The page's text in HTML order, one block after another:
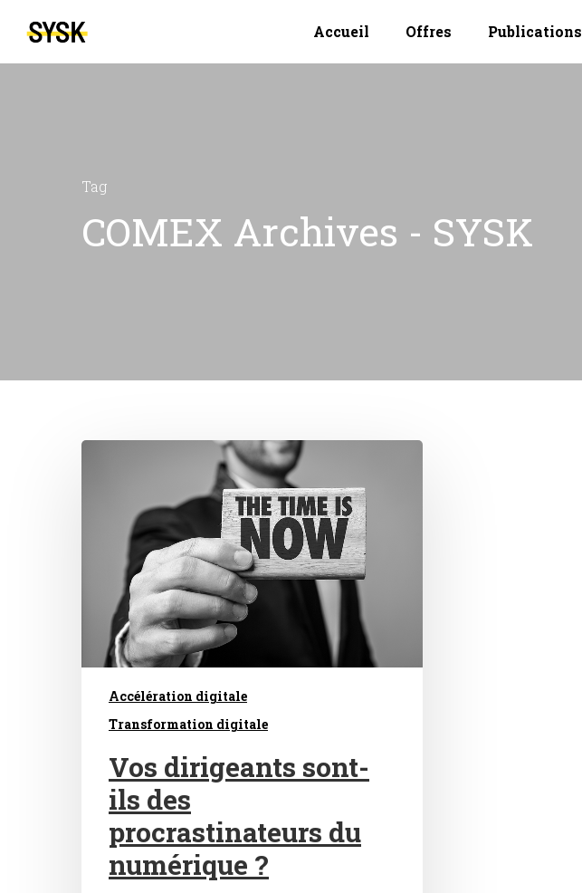
Hit enter to search or ESC to close
Accueil Offres Publications
Tag
COMEX Archives - SYSK
Accélération digitale
Transformation digitale
Vos dirigeants sont-
ils des
procrastinateurs du
numérique ?